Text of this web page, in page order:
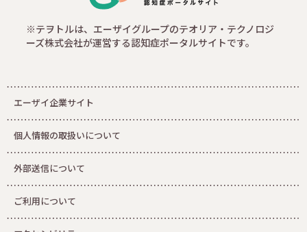
※テヲトルは、エーザイグループのテオリア・テクノロジ
ーズ株式会社が運営する認知症ポータルサイトです。
エーザイ企業サイト
個人情報の取扱いについて
外部送信について
ご利用について